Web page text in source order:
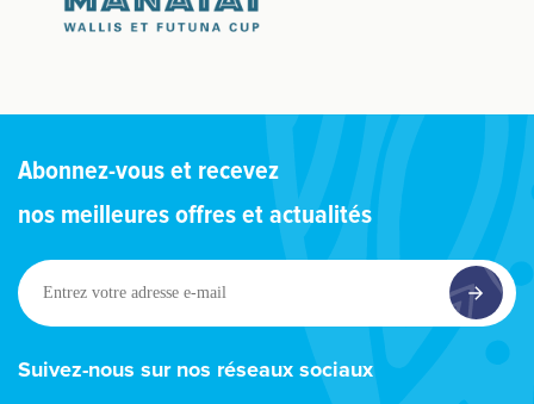
Abonnez-vous et recevez
nos meilleures offres et actualités
Entrez
votre
adresse
e-
Suivez-nous sur nos réseaux sociaux